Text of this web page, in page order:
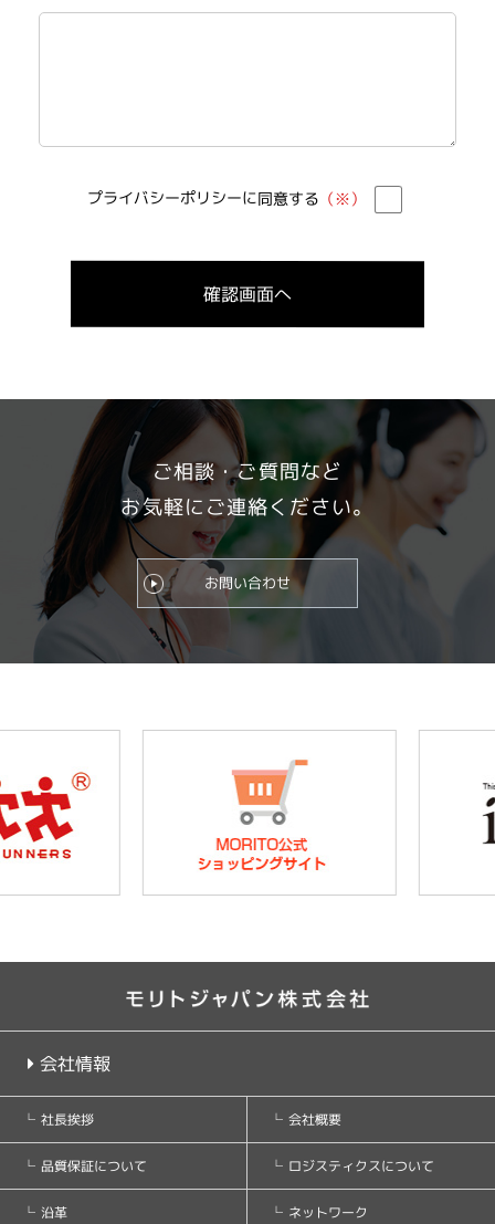
プライバシーポリシーに同意する （※）
ご相談・ご質問など
お気軽にご連絡ください。
お問い合わせ
会社情報
社長挨拶 会社概要
品質保証について ロジスティクスについて
沿革 ネットワーク